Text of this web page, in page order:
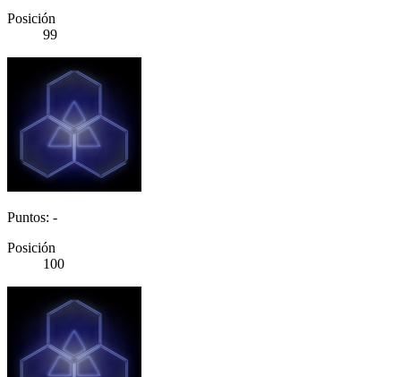
Posición
99
Puntos: -
Posición
100